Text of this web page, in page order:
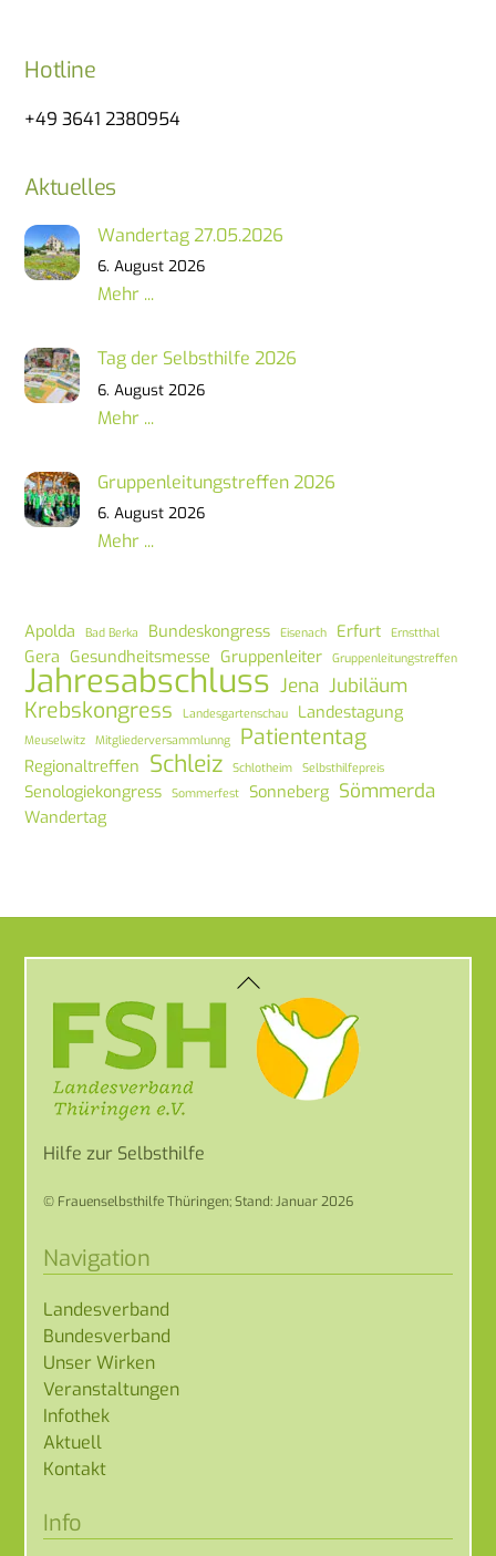
Hotline
+49 3641 2380954
Aktuelles
Wandertag 27.05.2026
6. August 2026
Mehr ...
Tag der Selbsthilfe 2026
6. August 2026
Mehr ...
Gruppenleitungstreffen 2026
6. August 2026
Mehr ...
Apolda Bad Berka Bundeskongress Eisenach Erfurt Ernstthal
Gera Gesundheitsmesse Gruppenleiter Gruppenleitungstreffen
Jahresabschluss Jena Jubiläum
Krebskongress Landesgartenschau Landestagung
Meuselwitz Mitgliederversammlunng Patiententag
Regionaltreffen Schleiz Schlotheim Selbsthilfepreis
Senologiekongress Sommerfest Sonneberg Sömmerda
Wandertag
Back
To
Top
Hilfe zur Selbsthilfe
© Frauenselbsthilfe Thüringen; Stand: Januar 2026
Navigation
Landesverband
Bundesverband
Unser Wirken
Veranstaltungen
Infothek
Aktuell
Kontakt
Info